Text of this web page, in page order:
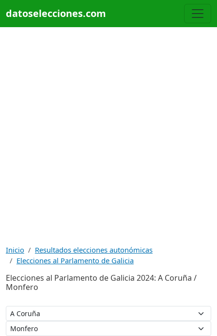
datoselecciones.com
Inicio
Resultados elecciones autonómicas
Elecciones al Parlamento de Galicia
Elecciones al Parlamento de Galicia 2024: A Coruña /
Monfero